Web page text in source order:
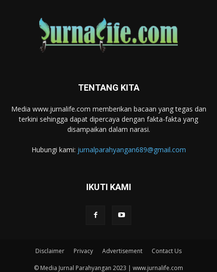
TENTANG KITA
Media www.jurnalife.com memberikan bacaan yang tegas dan
terkini sehingga dapat dipercaya dengan fakta-fakta yang
disampaikan dalam narasi.
Hubungi kami: jurnalparahyangan689@gmail.com
IKUTI KAMI
Disclaimer Privacy Advertisement Contact Us
© Media Jurnal Parahyangan 2023 | www.jurnalife.com